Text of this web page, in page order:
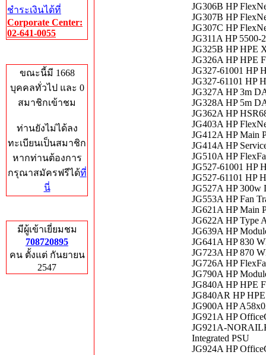
ชำระเงินได้ที่
Corporate Center:
02-641-0055
ขณะนี้มี 1668
บุคคลทั่วไป และ 0
สมาชิกเข้าชม
ท่านยังไม่ได้ลง
ทะเบียนเป็นสมาชิก
หากท่านต้องการ
กรุณาสมัครฟรีได้ที่
นี่
มีผู้เข้าเยี่ยมชม
708720895
คน ตั้งแต่ กันยายน
2547
JG306B HP
JG307B HP
JG307C HP
JG311A HP 5500-
JG325B HP HPE
JG326A HP HPE
JG327-61001 HP
JG327-61101 HP
JG327A HP 3m
JG328A HP 5m
JG362A HP
JG403A HP
JG412A HP Main
JG414A HP
JG510A HP
JG527-61001 HP
JG527-61101 HP
JG527A HP 300w
JG553A HP Fan
JG621A HP Main
JG622A HP Type
JG639A HP
JG641A HP 830
JG723A HP 870
JG726A HP
JG790A HP
JG840A HP HPE
JG840AR HP
JG900A HP
JG921A HP
JG921A-
Integrated PSU
JG924A HP